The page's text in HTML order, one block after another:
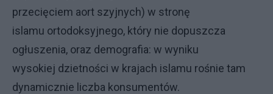
przecięciem aort szyjnych) w stronę
islamu ortodoksyjnego, który nie dopuszcza
ogłuszenia, oraz demografia: w wyniku
wysokiej dzietności w krajach islamu rośnie tam
dynamicznie liczba konsumentów.